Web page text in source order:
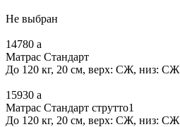
Не выбран
14780 a
Матрас Стандарт
До 120 кг, 20 см, верх: СЖ, низ: СЖ
15930 a
Матрас Стандарт струтто1
До 120 кг, 20 см, верх: СЖ, низ: СЖ